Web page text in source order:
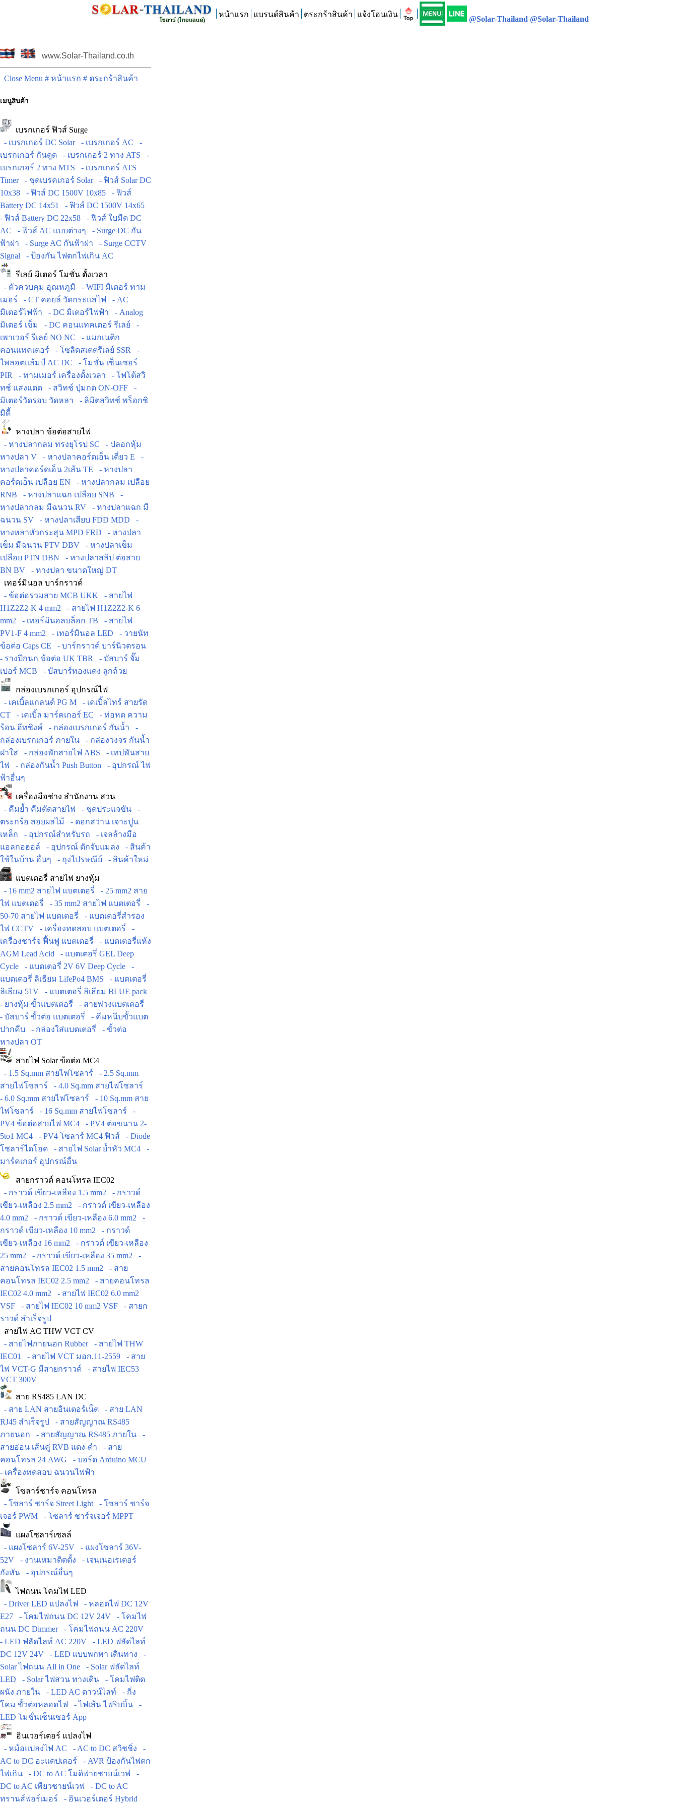
หน้าแรก แบรนด์สินค้า ตระกร้าสินค้า แจ้งโอนเงิน
@Solar-Thailand @Solar-Thailand
www.Solar-Thailand.co.th
Close Menu # หน้าแรก # ตระกร้าสินค้า
เมนูสินค้า
เบรกเกอร์ ฟิวส์ Surge
- เบรกเกอร์ DC Solar
- เบรกเกอร์ AC
-
เบรกเกอร์ กันดูด
- เบรกเกอร์ 2 ทาง ATS
-
เบรกเกอร์ 2 ทาง MTS
- เบรกเกอร์ ATS
Timer
- ชุดเบรคเกอร์ Solar
- ฟิวส์ Solar DC
10x38
- ฟิวส์ DC 1500V 10x85
- ฟิวส์
Battery DC 14x51
- ฟิวส์ DC 1500V 14x65
- ฟิวส์ Battery DC 22x58
- ฟิวส์ ใบมีด DC
AC
- ฟิวส์ AC แบบต่างๆ
- Surge DC กัน
ฟ้าผ่า
- Surge AC กันฟ้าผ่า
- Surge CCTV
Signal
- ป้องกัน ไฟตกไฟเกิน AC
รีเลย์ มิเตอร์ โมชั่น ตั้งเวลา
- ตัวควบคุม อุณหภูมิ
- WIFI มิเตอร์ ทาม
เมอร์
- CT คอยล์ วัดกระแสไฟ
- AC
มิเตอร์ไฟฟ้า
- DC มิเตอร์ไฟฟ้า
- Analog
มิเตอร์ เข็ม
- DC คอนแทคเตอร์ รีเลย์
-
เพาเวอร์ รีเลย์ NO NC
- แมกเนติก
คอนแทคเตอร์
- โซลิดสเตตรีเลย์ SSR
-
ไพลอตแล้มป์ AC DC
- โมชั่น เซ็นเซอร์
PIR
- ทามเมอร์ เครื่องตั้งเวลา
- โฟโต้สวิ
ทช์ แสงแดด
- สวิทช์ ปุ่มกด ON-OFF
-
มิเตอร์วัดรอบ วัดหลา
- ลิมิตสวิทช์ พร็อกซิ
มิตี้
หางปลา ข้อต่อสายไฟ
- หางปลากลม ทรงยุโรป SC
- ปลอกหุ้ม
หางปลา V
- หางปลาคอร์ดเอ็น เดี่ยว E
-
หางปลาคอร์ดเอ็น 2เส้น TE
- หางปลา
คอร์ดเอ็น เปลือย EN
- หางปลากลม เปลือย
RNB
- หางปลาแฉก เปลือย SNB
-
หางปลากลม มีฉนวน RV
- หางปลาแฉก มี
ฉนวน SV
- หางปลาเสียบ FDD MDD
-
หางหลาหัวกระสุน MPD FRD
- หางปลา
เข็ม มีฉนวน PTV DBV
- หางปลาเข็ม
เปลือย PTN DBN
- หางปลาสลิป ต่อสาย
BN BV
- หางปลา ขนาดใหญ่ DT
เทอร์มินอล บาร์กราวด์
- ข้อต่อรวมสาย MCB UKK
- สายไฟ
H1Z2Z2-K 4 mm2
- สายไฟ H1Z2Z2-K 6
mm2
- เทอร์มินอลบล็อก TB
- สายไฟ
PV1-F 4 mm2
- เทอร์มินอล LED
- วายนัท
ข้อต่อ Caps CE
- บาร์กราวด์ บาร์นิวตรอน
- รางปีกนก ข้อต่อ UK TBR
- บัสบาร์ จั๊ม
เปอร์ MCB
- บัสบาร์ทองแดง ลูกถ้วย
กล่องเบรกเกอร์ อุปกรณ์ไฟ
- เคเบิ้ลแกลนด์ PG M
- เคเบิ้ลไทร์ สายรัด
CT
- เคเบิ้ล มาร์คเกอร์ EC
- ท่อหด ความ
ร้อน ฮีทซิงค์
- กล่องเบรกเกอร์ กันน้ำ
-
กล่องเบรกเกอร์ ภายใน
- กล่องวงจร กันน้ำ
ฝาใส
- กล่องพักสายไฟ ABS
- เทปพันสาย
ไฟ
- กล่องกันน้ำ Push Button
- อุปกรณ์ ไฟ
ฟ้าอื่นๆ
เครื่องมือช่าง สำนักงาน สวน
- คีมย้ำ คีมตัดสายไฟ
- ชุดประแจขัน
-
ตระกร้อ สอยผลไม้
- ดอกสว่าน เจาะปูน
เหล็ก
- อุปกรณ์สำหรับรถ
- เจลล้างมือ
แอลกอฮอล์
- อุปกรณ์ ดักจับแมลง
- สินค้า
ใช้ในบ้าน อื่นๆ
- ถุงไปรษณีย์ - สินค้าใหม่
แบตเตอรี่ สายไฟ ยางหุ้ม
- 16 mm2 สายไฟ แบตเตอรี่
- 25 mm2 สาย
ไฟ แบตเตอรี่
- 35 mm2 สายไฟ แบตเตอรี่
-
50-70 สายไฟ แบตเตอรี่
- แบตเตอรี่สำรอง
ไฟ CCTV
- เครื่องทดสอบ แบตเตอรี่
-
เครื่องชาร์จ ฟื้นฟู แบตเตอรี่
- แบตเตอรี่แห้ง
AGM Lead Acid
- แบตเตอรี่ GEL Deep
Cycle
- แบตเตอรี่ 2V 6V Deep Cycle
-
แบตเตอรี่ ลิเธียม LifePo4 BMS
- แบตเตอรี่
ลิเธียม 51V
- แบตเตอรี่ ลิเธียม BLUE pack
- ยางหุ้ม ขั้วแบตเตอรี่
- สายพ่วงแบตเตอรี่
- บัสบาร์ ขั้วต่อ แบตเตอรี่
- คีมหนีบขั้วแบต
ปากคีบ
- กล่องใส่แบตเตอรี่
- ขั้วต่อ
หางปลา OT
สายไฟ Solar ข้อต่อ MC4
- 1.5 Sq.mm สายไฟโซลาร์
- 2.5 Sq.mm
สายไฟโซลาร์
- 4.0 Sq.mm สายไฟโซลาร์
- 6.0 Sq.mm สายไฟโซลาร์
- 10 Sq.mm สาย
ไฟโซลาร์
- 16 Sq.mm สายไฟโซลาร์
-
PV4 ข้อต่อสายไฟ MC4
- PV4 ต่อขนาน 2-
5to1 MC4
- PV4 โซลาร์ MC4 ฟิวส์
- Diode
โซลาร์ไดโอด
- สายไฟ Solar ย้ำหัว MC4
-
มาร์คเกอร์ อุปกรณ์อื่น
สายกราวด์ คอนโทรล IEC02
- กราวด์ เขียว-เหลือง 1.5 mm2
- กราวด์
เขียว-เหลือง 2.5 mm2
- กราวด์ เขียว-เหลือง
4.0 mm2
- กราวด์ เขียว-เหลือง 6.0 mm2
-
กราวด์ เขียว-เหลือง 10 mm2
- กราวด์
เขียว-เหลือง 16 mm2
- กราวด์ เขียว-เหลือง
25 mm2
- กราวด์ เขียว-เหลือง 35 mm2
-
สายคอนโทรล IEC02 1.5 mm2
- สาย
คอนโทรล IEC02 2.5 mm2
- สายคอนโทรล
IEC02 4.0 mm2
- สายไฟ IEC02 6.0 mm2
VSF
- สายไฟ IEC02 10 mm2 VSF
- สายก
ราวด์ สำเร็จรูป
สายไฟ AC THW VCT CV
- สายไฟภายนอก Rubber
- สายไฟ THW
IEC01
- สายไฟ VCT มอก.11-2559
- สาย
ไฟ VCT-G มีสายกราวด์
- สายไฟ IEC53
VCT 300V
สาย RS485 LAN DC
- สาย LAN สายอินเตอร์เน็ต
- สาย LAN
RJ45 สำเร็จรูป
- สายสัญญาณ RS485
ภายนอก
- สายสัญญาณ RS485 ภายใน
-
สายอ่อน เส้นคู่ RVB แดง-ดำ
- สาย
คอนโทรล 24 AWG
- บอร์ด Arduino MCU
- เครื่องทดสอบ ฉนวนไฟฟ้า
โซลาร์ชาร์จ คอนโทรล
- โซลาร์ ชาร์จ Street Light
- โซลาร์ ชาร์จ
เจอร์ PWM
- โซลาร์ ชาร์จเจอร์ MPPT
แผงโซลาร์เซลล์
- แผงโซลาร์ 6V-25V
- แผงโซลาร์ 36V-
52V
- งานเหมาติดตั้ง
- เจนเนอเรเตอร์
กังหัน
- อุปกรณ์อื่นๆ
ไฟถนน โคมไฟ LED
- Driver LED แปลงไฟ
- หลอดไฟ DC 12V
E27
- โคมไฟถนน DC 12V 24V
- โคมไฟ
ถนน DC Dimmer
- โคมไฟถนน AC 220V
- LED ฟลัดไลท์ AC 220V
- LED ฟลัดไลท์
DC 12V 24V
- LED แบบพกพา เดินทาง
-
Solar ไฟถนน All in One
- Solar ฟลัดไลท์
LED
- Solar ไฟสวน ทางเดิน
- โคมไฟติด
ผนัง ภายใน
- LED AC ดาวน์ไลท์
- กิ่ง
โคม ขั้วต่อหลอดไฟ
- ไฟเส้น ไฟริบบิ้น
-
LED โมชั่นเซ็นเซอร์ App
อินเวอร์เตอร์ แปลงไฟ
- หม้อแปลงไฟ AC
- AC to DC สวิชชิ่ง
-
AC to DC อะแดปเตอร์
- AVR ป้องกันไฟตก
ไฟเกิน
- DC to AC โมดิฟายชายน์เวฟ
-
DC to AC เพียวชายน์เวฟ
- DC to AC
ทรานส์ฟอร์เมอร์
- อินเวอร์เตอร์ Hybrid